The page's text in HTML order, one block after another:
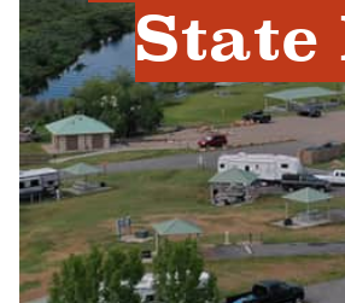
State